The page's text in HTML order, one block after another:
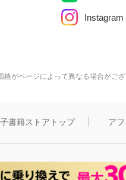
Instagram
がページによって異なる場合がご
書籍ストアトップ ア